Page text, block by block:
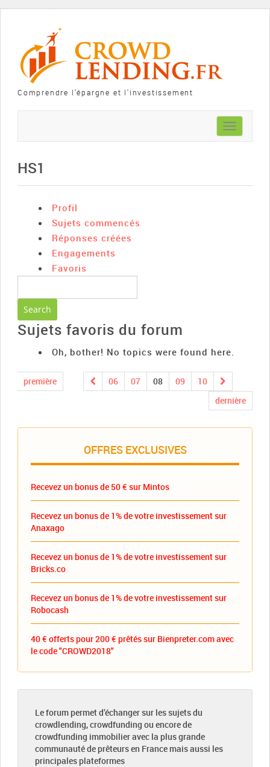
Comprendre l'épargne et l'investissement
Toggle
navigation
HS1
Profil
Sujets commencés
Réponses créées
Engagements
Favoris
Sujets favoris du forum
Oh, bother! No topics were found here.
première 06 07 08 09
10
dernière
OFFRES EXCLUSIVES
Recevez un bonus de 50 € sur Mintos
Recevez un bonus de 1% de votre investissement sur
Anaxago
Recevez un bonus de 1% de votre investissement sur
Bricks.co
Recevez un bonus de 1% de votre investissement sur
Robocash
40 € offerts pour 200 € prêtés sur Bienpreter.com avec
le code "CROWD2018"
Le forum permet d’échanger sur les sujets du
crowdlending, crowdfunding ou encore de
crowdfunding immobilier avec la plus grande
communauté de prêteurs en France mais aussi les
principales plateformes